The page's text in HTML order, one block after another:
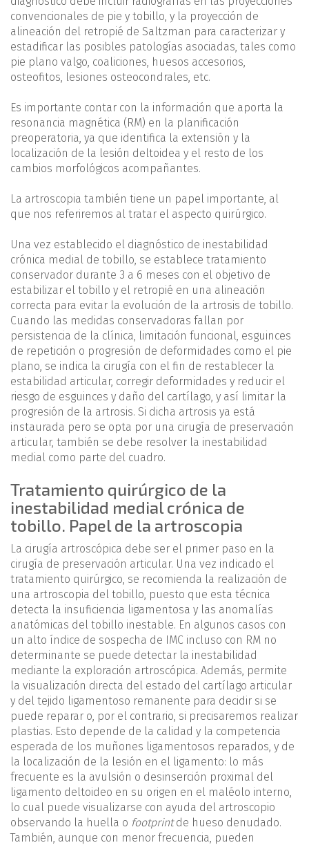
convencionales de pie y tobillo, y la proyección de
alineación del retropié de Saltzman para caracterizar y
estadificar las posibles patologías asociadas, tales como
pie plano valgo, coaliciones, huesos accesorios,
osteofitos, lesiones osteocondrales, etc.
Es importante contar con la información que aporta la
resonancia magnética (RM) en la planificación
preoperatoria, ya que identifica la extensión y la
localización de la lesión deltoidea y el resto de los
cambios morfológicos acompañantes.
La artroscopia también tiene un papel importante, al
que nos referiremos al tratar el aspecto quirúrgico.
Una vez establecido el diagnóstico de inestabilidad
crónica medial de tobillo, se establece tratamiento
conservador durante 3 a 6 meses con el objetivo de
estabilizar el tobillo y el retropié en una alineación
correcta para evitar la evolución de la artrosis de tobillo.
Cuando las medidas conservadoras fallan por
persistencia de la clínica, limitación funcional, esguinces
de repetición o progresión de deformidades como el pie
plano, se indica la cirugía con el fin de restablecer la
estabilidad articular, corregir deformidades y reducir el
riesgo de esguinces y daño del cartílago, y así limitar la
progresión de la artrosis. Si dicha artrosis ya está
instaurada pero se opta por una cirugía de preservación
articular, también se debe resolver la inestabilidad
medial como parte del cuadro.
Tratamiento quirúrgico de la
inestabilidad medial crónica de
tobillo. Papel de la artroscopia
La cirugía artroscópica debe ser el primer paso en la
cirugía de preservación articular. Una vez indicado el
tratamiento quirúrgico, se recomienda la realización de
una artroscopia del tobillo, puesto que esta técnica
detecta la insuficiencia ligamentosa y las anomalías
anatómicas del tobillo inestable. En algunos casos con
un alto índice de sospecha de IMC incluso con RM no
determinante se puede detectar la inestabilidad
mediante la exploración artroscópica. Además, permite
la visualización directa del estado del cartílago articular
y del tejido ligamentoso remanente para decidir si se
puede reparar o, por el contrario, si precisaremos realizar
plastias. Esto depende de la calidad y la competencia
esperada de los muñones ligamentosos reparados, y de
la localización de la lesión en el ligamento: lo más
frecuente es la avulsión o desinserción proximal del
ligamento deltoideo en su origen en el maléolo interno,
lo cual puede visualizarse con ayuda del artroscopio
observando la huella o footprintde hueso denudado.
También, aunque con menor frecuencia, pueden